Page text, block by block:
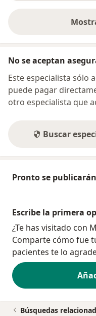
No se aceptan
Este especialista sólo
puede pagar
otro especialista que
Buscar
Pronto se
Escribe la primera
¿Te has visitado con
Comparte cómo fue
pacientes te lo
Búsquedas